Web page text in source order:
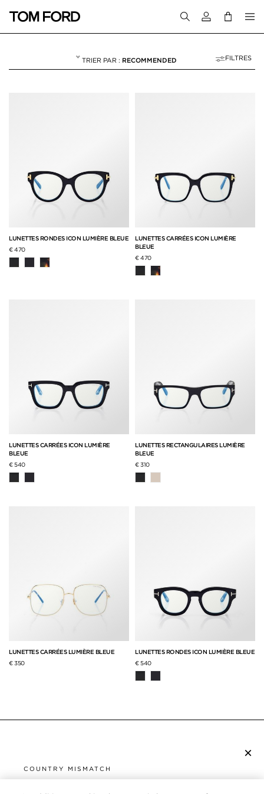
Connectez-
RECOMMENDED FILTRES
LUNETTES RONDES ICON LUMIÈRE BLEUE
€ 470
LUNETTES CARRÉES ICON LUMIÈRE
BLEUE
€ 470
LUNETTES CARRÉES ICON LUMIÈRE
BLEUE
€ 540
LUNETTES RECTANGULAIRES LUMIÈRE
BLEUE
€ 310
LUNETTES CARRÉES LUMIÈRE BLEUE
€ 350
LUNETTES RONDES ICON LUMIÈRE BLEUE
€ 540
×
COUNTRY MISMATCH